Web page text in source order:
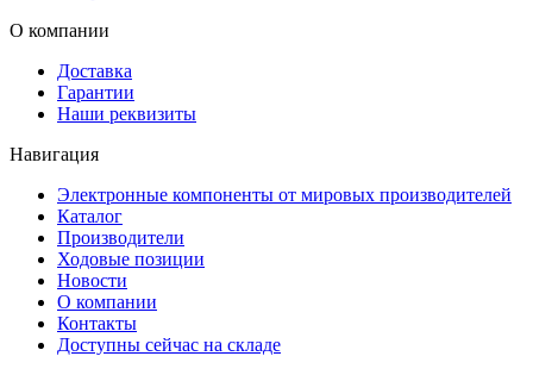
О компании
Доставка
Гарантии
Наши реквизиты
Навигация
Электронные компоненты от мировых производителей
Каталог
Производители
Ходовые позиции
Новости
О компании
Контакты
Доступны сейчас на складе